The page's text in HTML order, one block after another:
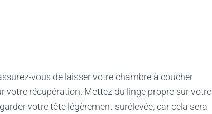
vous de laisser votre chambre à coucher
récupération. Mettez du linge propre sur votre
votre tête légèrement surélevée, car cela sera